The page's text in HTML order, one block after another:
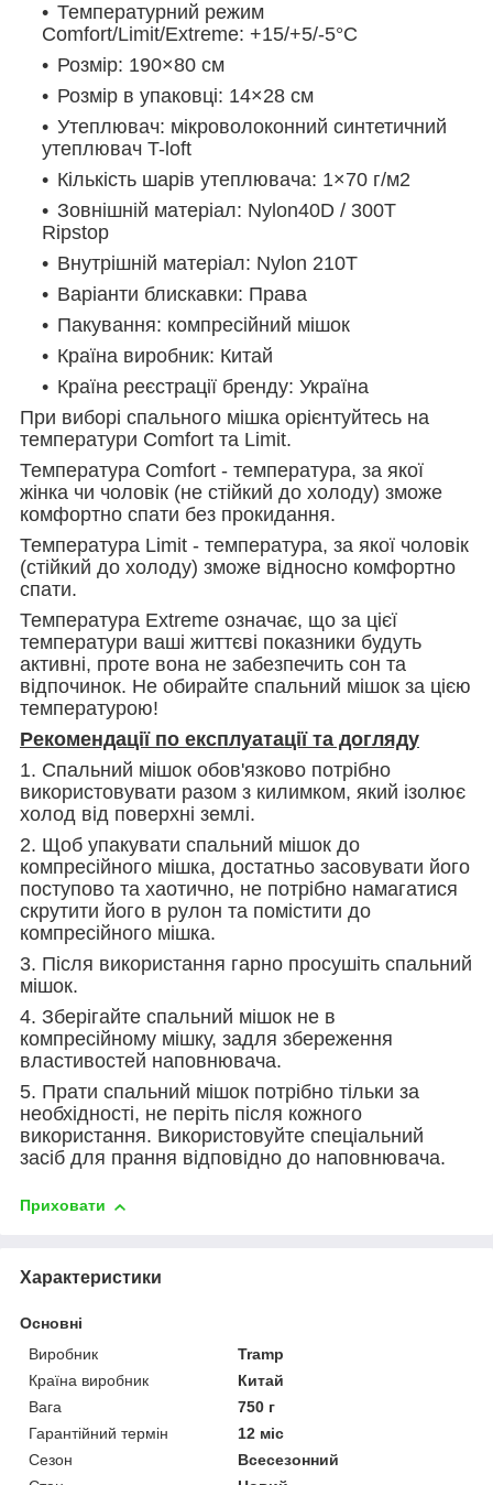
Температурний режим
Comfort/Limit/Extreme: +15/+5/-5°С
Розмір: 190×80 см
Розмір в упаковці: 14×28 см
Утеплювач: мікроволоконний синтетичний
утеплювач T-loft
Кількість шарів утеплювача: 1×70 г/м2
Зовнішній матеріал: Nylon40D / 300T
Ripstop
Внутрішній матеріал: Nylon 210T
Варіанти блискавки: Права
Пакування: компресійний мішок
Країна виробник: Китай
Країна реєстрації бренду: Україна
При виборі спального мішка орієнтуйтесь на
температури Comfort та Limit.
Температура Comfort - температура, за якої
жінка чи чоловік (не стійкий до холоду) зможе
комфортно спати без прокидання.
Температура Limit - температура, за якої чоловік
(стійкий до холоду) зможе відносно комфортно
спати.
Температура Extreme означає, що за цієї
температури ваші життєві показники будуть
активні, проте вона не забезпечить сон та
відпочинок. Не обирайте спальний мішок за цією
температурою!
Рекомендації по експлуатації та догляду
1. Спальний мішок обов'язково потрібно
використовувати разом з килимком, який ізолює
холод від поверхні землі.
2. Щоб упакувати спальний мішок до
компресійного мішка, достатньо засовувати його
поступово та хаотично, не потрібно намагатися
скрутити його в рулон та помістити до
компресійного мішка.
3. Після використання гарно просушіть спальний
мішок.
4. Зберігайте спальний мішок не в
компресійному мішку, задля збереження
властивостей наповнювача.
5. Прати спальний мішок потрібно тільки за
необхідності, не періть після кожного
використання. Використовуйте спеціальний
засіб для прання відповідно до наповнювача.
Приховати
Характеристики
Основні
Виробник
Tramp
Країна виробник
Китай
Вага
750 г
Гарантійний термін
12 міс
Сезон
Всесезонний